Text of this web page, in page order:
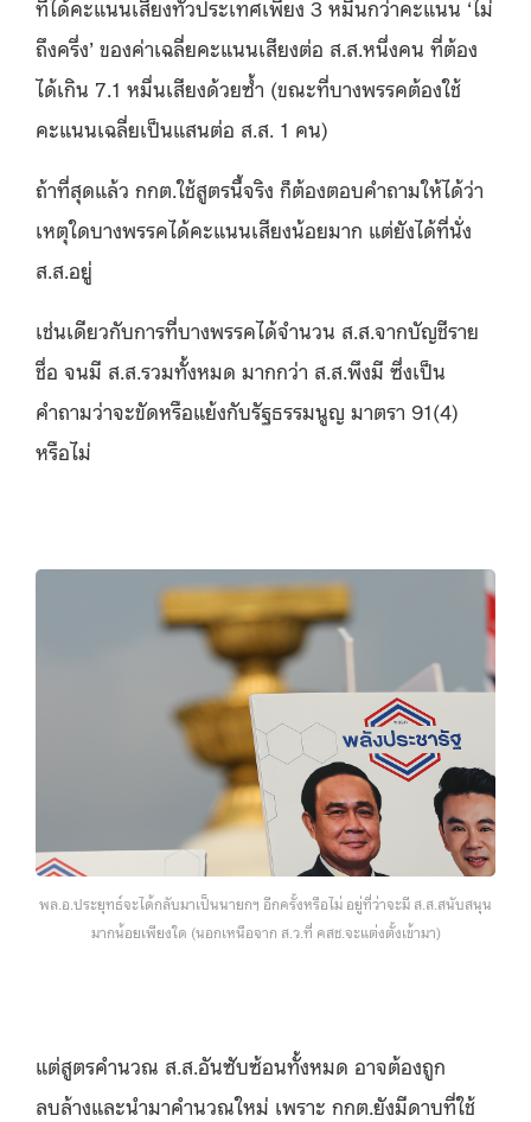
ที่ได้คะแนนเสียงทั่วประเทศเพียง 3 หมื่นกว่าคะแนน ‘ไม่
ถึงครึ่ง’ ของค่าเฉลี่ยคะแนนเสียงต่อ ส.ส.หนึ่งคน ที่ต้อง
ได้เกิน 7.1 หมื่นเสียงด้วยซ้ำ (ขณะที่บางพรรคต้องใช้
คะแนนเฉลี่ยเป็นแสนต่อ ส.ส. 1 คน)
ถ้าที่สุดแล้ว กกต.ใช้สูตรนี้จริง ก็ต้องตอบคำถามให้ได้ว่า
เหตุใดบางพรรคได้คะแนนเสียงน้อยมาก แต่ยังได้ที่นั่ง
ส.ส.อยู่
เช่นเดียวกับการที่บางพรรคได้จำนวน ส.ส.จากบัญชีราย
ชื่อ จนมี ส.ส.รวมทั้งหมด มากกว่า ส.ส.พึงมี ซึ่งเป็น
คำถามว่าจะขัดหรือแย้งกับรัฐธรรมนูญ มาตรา 91(4)
หรือไม่
พล.อ.ประยุทธ์จะได้กลับมาเป็นนายกฯ อีกครั้งหรือไม่ อยู่ที่ว่าจะมี ส.ส.สนับสนุน
มากน้อยเพียงใด (นอกเหนือจาก ส.ว.ที่ คสช.จะแต่งตั้งเข้ามา)
แต่สูตรคำนวณ ส.ส.อันซับซ้อนทั้งหมด อาจต้องถูก
ลบล้างและนำมาคำนวณใหม่ เพราะ กกต.ยังมีดาบที่ใช้